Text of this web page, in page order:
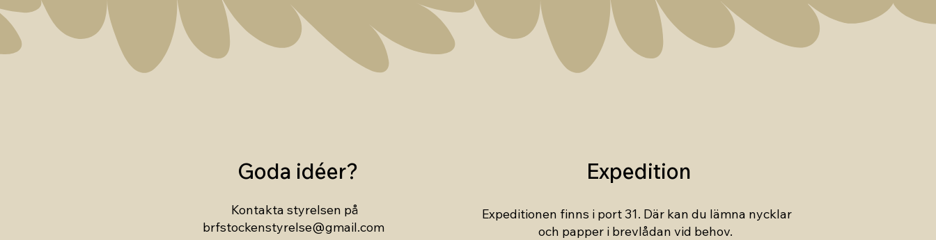
Goda idéer?
Kontakta styrelsen på
brfstockenstyrelse@gmail.com
Expedition
Expeditionen finns i port 31. Där kan du lämna nycklar
och papper i brevlådan vid behov.